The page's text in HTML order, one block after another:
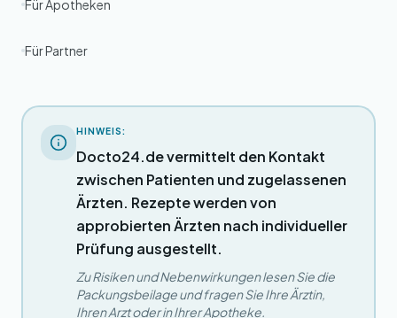
Für Apotheken
Für Partner
HINWEIS:
Docto24.de vermittelt den Kontakt
zwischen Patienten und zugelassenen
Ärzten. Rezepte werden von
approbierten Ärzten nach individueller
Prüfung ausgestellt.
Zu Risiken und Nebenwirkungen lesen Sie die
Packungsbeilage und fragen Sie Ihre Ärztin,
Ihren Arzt oder in Ihrer Apotheke.